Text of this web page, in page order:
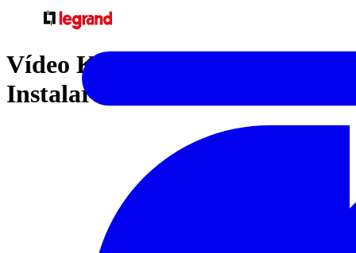
Vídeo Kit CFTV - Fácil de
Instalar